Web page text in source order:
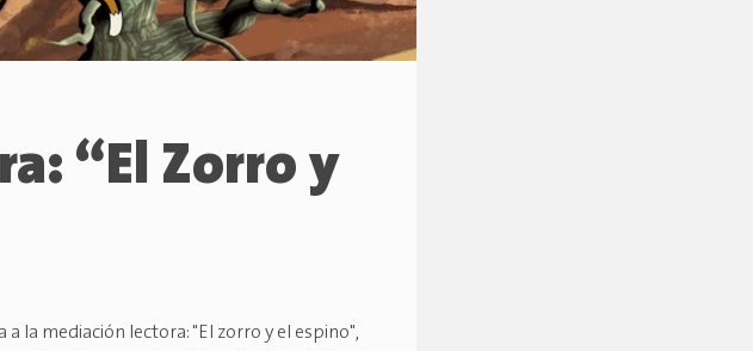
“El Zorro y
la mediación lectora: "El zorro y el espino",